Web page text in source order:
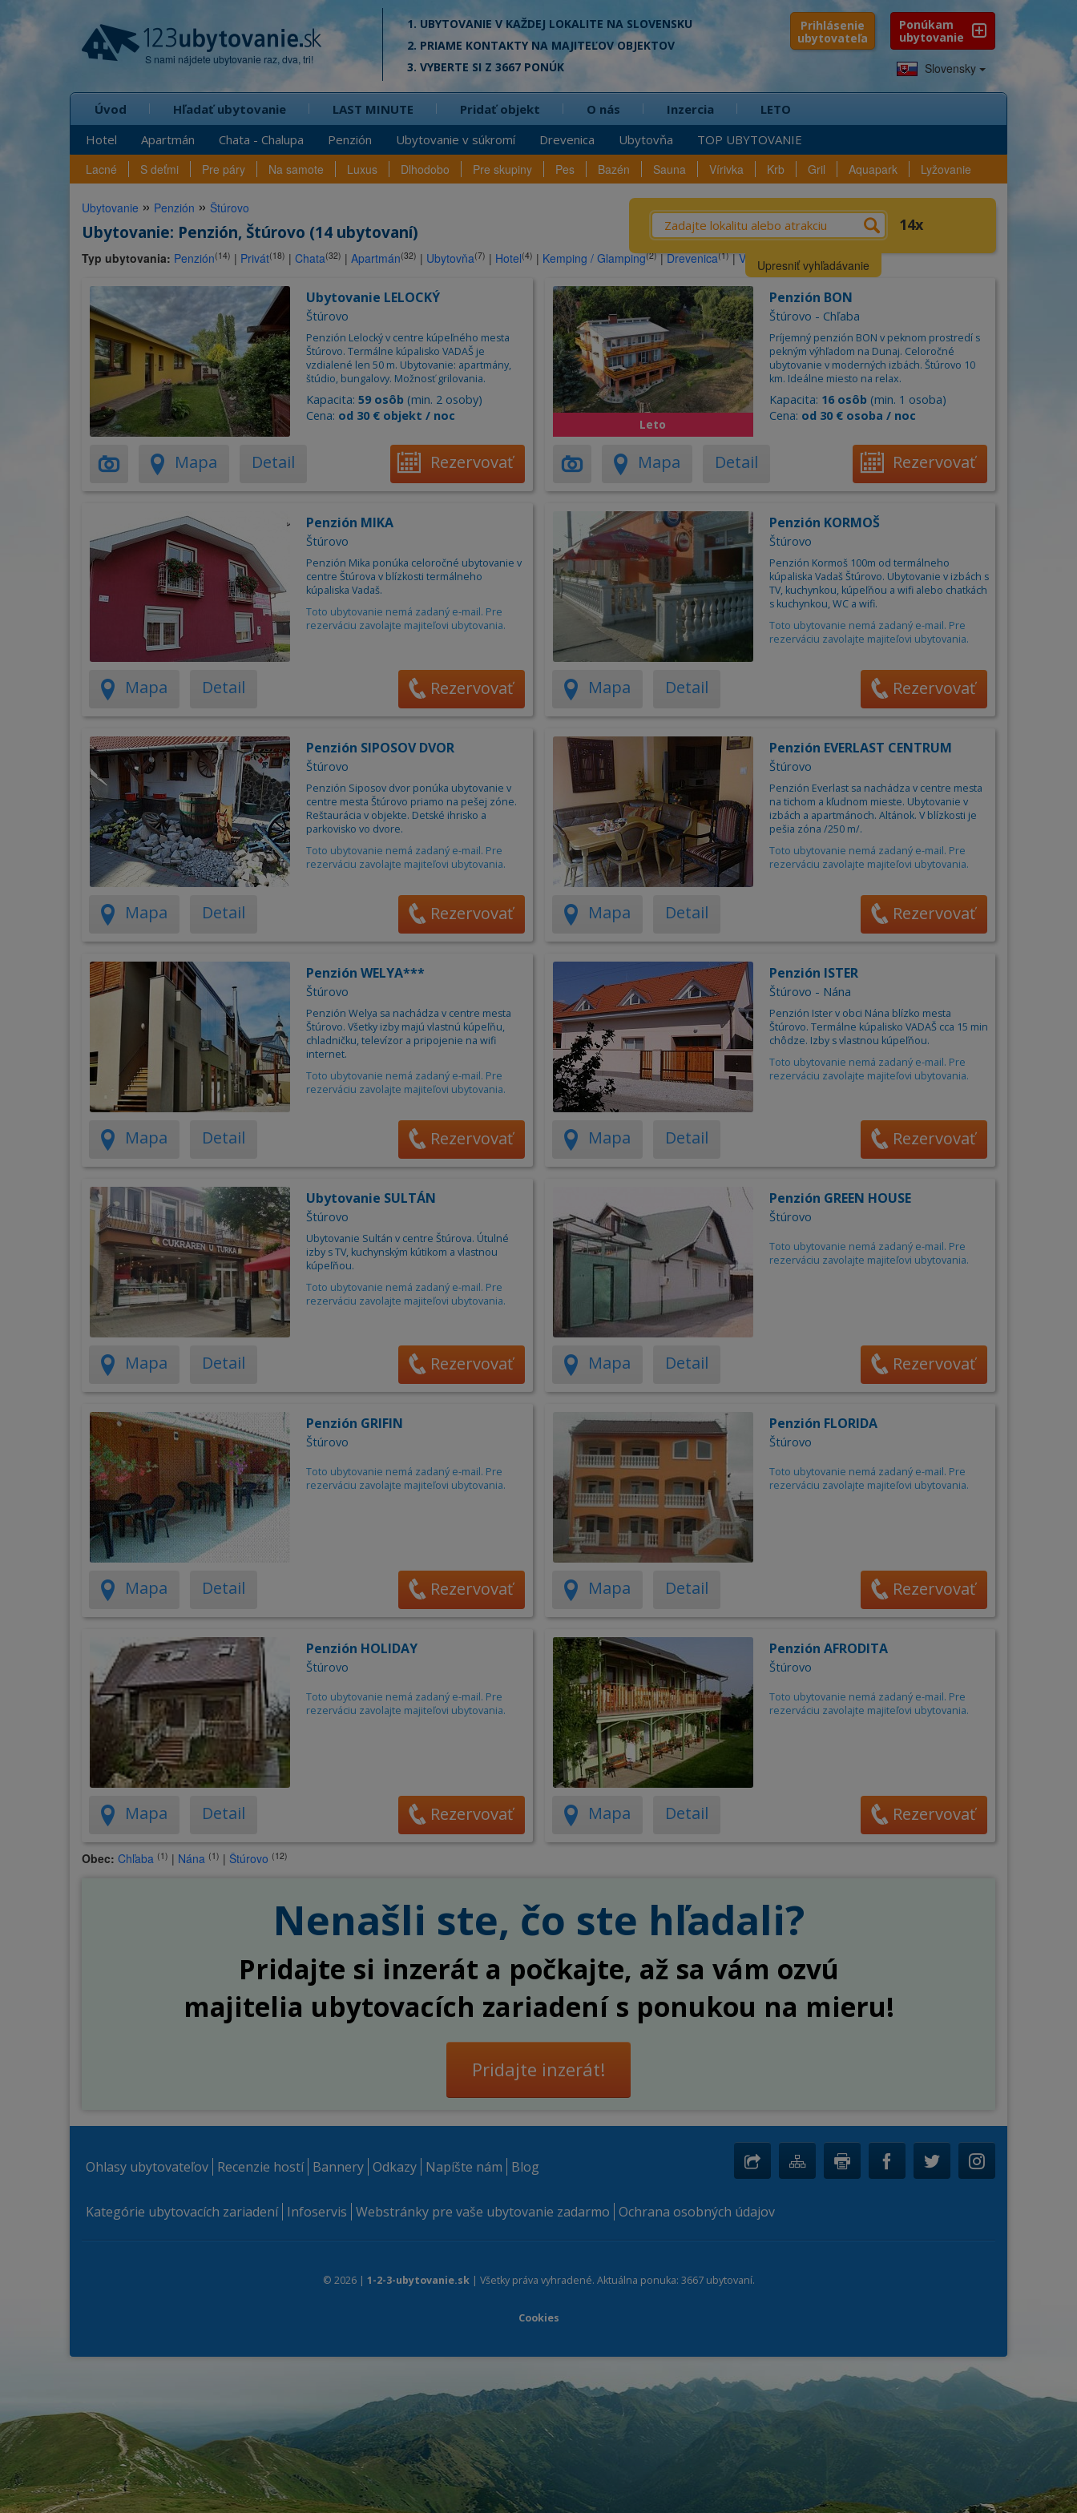
S nami nájdete ubytovanie raz, dva, tri!
1. UBYTOVANIE V KAŽDEJ LOKALITE NA SLOVENSKU
2. PRIAME KONTAKTY NA MAJITEĽOV OBJEKTOV
3. VYBERTE SI Z 3667 PONÚK
Ponúkam
ubytovanie
Prihlásenie
ubytovateľa
Slovensky
Úvod
Hotel
Apartmán Chata - Chalupa Penzión Ubytovanie v súkromí Drevenica Ubytovňa TOP UBYTOVANIE
Hľadať ubytovanie LAST MINUTE Pridať objekt O nás Inzercia LETO
Lacné S deťmi Pre páry Na samote Luxus Dlhodobo Pre skupiny Pes Bazén Sauna Vírivka Krb Gril Aquapark Lyžovanie
Čo? / Kde? Výber Vybavenosť
14
Penzión
Privát
Chata
Drevenica
Apartmán
Ubytovňa
Hotel
Kemp
Lokalita
Kraj
Obec
Cena za osobu/noc od6
našlo sa14ubytovaní
Upresniť vyhľadávanie
Ubytovanie » Penzión » Štúrovo
Ubytovanie: Penzión, Štúrovo (14 ubytovaní)
Typ ubytovania: Penzión(14) | Privát(18) | Chata(32) | Apartmán(32) | Ubytovňa(7) | Hotel(4) | Kemping / Glamping(2)|Drevenica(1)|Všetky typy
Ubytovanie LELOCKÝ
Štúrovo
Penzión Lelocký v centre kúpeľného mesta
Štúrovo. Termálne kúpalisko VADAŠ je
vzdialené len 50 m. Ubytovanie: apartmány,
štúdio, bungalovy. Možnosť grilovania.
Kapacita: 59 osôb (min. 2 osoby)
Cena: od 30 € objekt / noc
Mapa Detail Rezervovať
Leto
Penzión BON
Štúrovo - Chľaba
Príjemný penzión BON v peknom prostredí s
pekným výhľadom na Dunaj. Celoročné
ubytovanie v moderných izbách. Štúrovo 10
km. Ideálne miesto na relax.
Kapacita: 16 osôb (min. 1 osoba)
Cena: od 30 € osoba / noc
Mapa Detail Rezervovať
Penzión MIKA
Štúrovo
Penzión Mika ponúka celoročné ubytovanie v
centre Štúrova v blízkosti termálneho
kúpaliska Vadaš.
Toto ubytovanie nemá zadaný e-mail. Pre
rezerváciu zavolajte majiteľovi ubytovania.
Mapa Detail Rezervovať
Penzión KORMOŠ
Štúrovo
Penzión Kormoš 100m od termálneho
kúpaliska Vadaš Štúrovo. Ubytovanie v izbách s
TV, kuchynkou, kúpeľňou a wifi alebo chatkách
s kuchynkou, WC a wifi.
Toto ubytovanie nemá zadaný e-mail. Pre
rezerváciu zavolajte majiteľovi ubytovania.
Mapa Detail Rezervovať
Penzión SIPOSOV DVOR
Štúrovo
Penzión Siposov dvor ponúka ubytovanie v
centre mesta Štúrovo priamo na pešej zóne.
Reštaurácia v objekte. Detské ihrisko a
parkovisko vo dvore.
Toto ubytovanie nemá zadaný e-mail. Pre
rezerváciu zavolajte majiteľovi ubytovania.
Mapa Detail Rezervovať
Penzión EVERLAST CENTRUM
Štúrovo
Penzión Everlast sa nachádza v centre mesta
na tichom a kľudnom mieste. Ubytovanie v
izbách a apartmánoch. Altánok. V blízkosti je
pešia zóna /250 m/.
Toto ubytovanie nemá zadaný e-mail. Pre
rezerváciu zavolajte majiteľovi ubytovania.
Mapa Detail Rezervovať
Penzión WELYA***
Štúrovo
Penzión Welya sa nachádza v centre mesta
Štúrovo. Všetky izby majú vlastnú kúpeľňu,
chladničku, televízor a pripojenie na wifi
internet.
Toto ubytovanie nemá zadaný e-mail. Pre
rezerváciu zavolajte majiteľovi ubytovania.
Mapa Detail Rezervovať
Penzión ISTER
Štúrovo - Nána
Penzión Ister v obci Nána blízko mesta
Štúrovo. Termálne kúpalisko VADAŠ cca 15 min
chôdze. Izby s vlastnou kúpeľňou.
Toto ubytovanie nemá zadaný e-mail. Pre
rezerváciu zavolajte majiteľovi ubytovania.
Mapa Detail Rezervovať
Ubytovanie SULTÁN
Štúrovo
Ubytovanie Sultán v centre Štúrova. Útulné
izby s TV, kuchynským kútikom a vlastnou
kúpeľňou.
Toto ubytovanie nemá zadaný e-mail. Pre
rezerváciu zavolajte majiteľovi ubytovania.
Mapa Detail Rezervovať
Penzión GREEN HOUSE
Štúrovo
Toto ubytovanie nemá zadaný e-mail. Pre
rezerváciu zavolajte majiteľovi ubytovania.
Mapa Detail Rezervovať
Penzión GRIFIN
Štúrovo
Toto ubytovanie nemá zadaný e-mail. Pre
rezerváciu zavolajte majiteľovi ubytovania.
Mapa Detail Rezervovať
Penzión FLORIDA
Štúrovo
Toto ubytovanie nemá zadaný e-mail. Pre
rezerváciu zavolajte majiteľovi ubytovania.
Mapa Detail Rezervovať
Penzión HOLIDAY
Štúrovo
Toto ubytovanie nemá zadaný e-mail. Pre
rezerváciu zavolajte majiteľovi ubytovania.
Mapa Detail Rezervovať
Penzión AFRODITA
Štúrovo
Toto ubytovanie nemá zadaný e-mail. Pre
rezerváciu zavolajte majiteľovi ubytovania.
Mapa Detail Rezervovať
Obec: Chľaba (1) | Nána (1) | Štúrovo (12)
Nenašli ste, čo ste hľadali?
Pridajte si inzerát a počkajte, až sa vám ozvú
majitelia ubytovacích zariadení s ponukou na mieru!
Pridajte inzerát!
Ohlasy ubytovateľov Recenzie hostí Bannery Odkazy Napíšte nám Blog
Kategórie ubytovacích zariadení Infoservis Webstránky pre vaše ubytovanie zadarmo Ochrana osobných údajov
© 2026 | 1-2-3-ubytovanie.sk| Všetky práva vyhradené. Aktuálna ponuka: 3667 ubytovaní.
Cookies